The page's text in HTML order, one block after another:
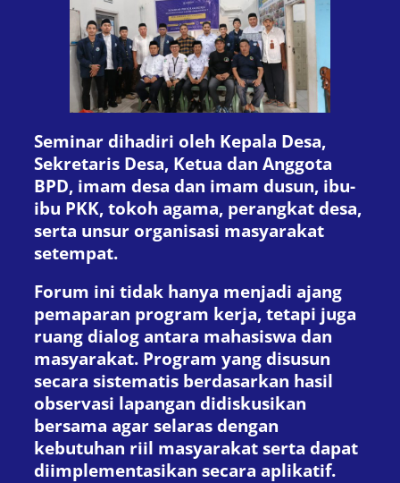
Seminar dihadiri oleh Kepala Desa,
Sekretaris Desa, Ketua dan Anggota
BPD, imam desa dan imam dusun, ibu-
ibu PKK, tokoh agama, perangkat desa,
serta unsur organisasi masyarakat
setempat.
Forum ini tidak hanya menjadi ajang
pemaparan program kerja, tetapi juga
ruang dialog antara mahasiswa dan
masyarakat. Program yang disusun
secara sistematis berdasarkan hasil
observasi lapangan didiskusikan
bersama agar selaras dengan
kebutuhan riil masyarakat serta dapat
diimplementasikan secara aplikatif.